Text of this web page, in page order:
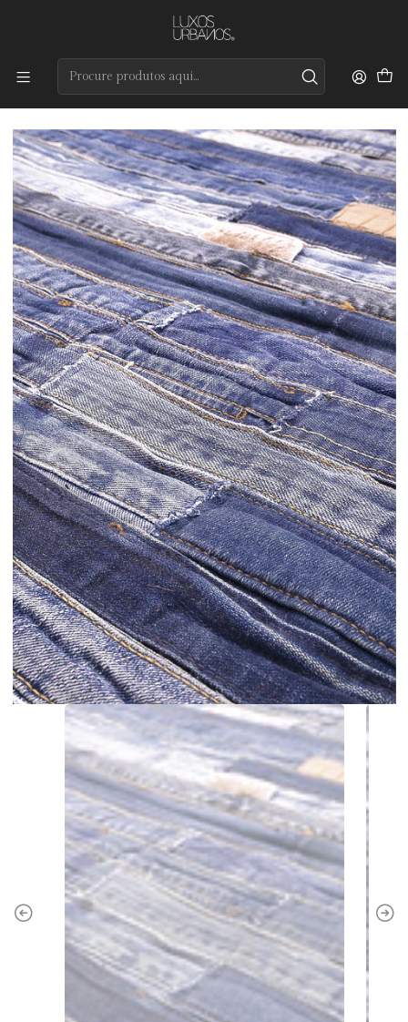
Preços de qualidade e entrega rápida